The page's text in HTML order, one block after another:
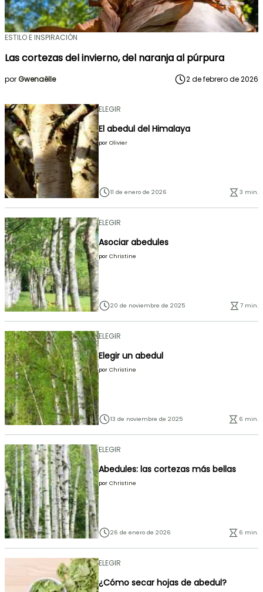
ESTILO E INSPIRACIÓN
Las cortezas del invierno, del naranja al púrpura
porGwenaëlle 2 de febrero de 2026
ELEGIR
El abedul del Himalaya
por Olivier
11 de enero de 2026 3 min.
ELEGIR
Asociar abedules
por Christine
20 de noviembre de 2025 7 min.
ELEGIR
Elegir un abedul
por Christine
13 de noviembre de 2025 6 min.
ELEGIR
Abedules: las cortezas más bellas
por Christine
26 de enero de 2026 6 min.
ELEGIR
¿Cómo secar hojas de abedul?